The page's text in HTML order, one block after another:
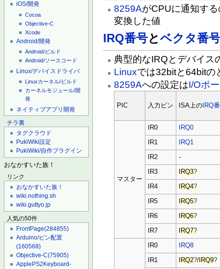
iOS/開発
Cocoa
Objective-C
Xcode
Android/開発
Android/ビルド
Android/ソースコード
Linux/デバイスドライバ
Linuxカーネル/ビルド
カーネルモジュール/開
発
ネイティブアプリ開発
チラ裏
タグクラウド
PukiWiki設定
PukiWiki/自作プラグイン
おなかすいた族！
リンク
おなかすいた族！
wiki.nothing.sh
wiki.guttyo.jp
人気の50件
FrontPage(284855)
Arduino/ピン配置
(160568)
Objective-C(75905)
ApplePS2Keyboard-
8259AがCPUに通知す
変換した値
IRQ番号とベクタ番
典型的なIRQとデバイス
Linuxでは32bitと64bitの
8259Aへの設定はI/Oポ
PIC 入力ピン ISA上の IRQ
マスター
IR0 IRQ0
IR1 IRQ1
IR2 -
IR3 IRQ3?
IR4 IRQ4?
IR5 IRQ5?
IR6 IRQ6?
IR7 IRQ7?
IR0 IRQ8
IR1 IRQ2?/ IRQ9?